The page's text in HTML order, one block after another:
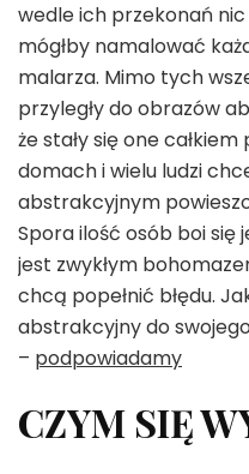
wedle ich przekonań
mógłby namalować
malarza. Mimo tych
przyległy do obrazów
że stały się one
domach i wielu ludzi
abstrakcyjnym
Spora ilość osób boi się
jest zwykłym
chcą popełnić błędu.
abstrakcyjny do
– podpowiadamy
CZYM SIĘ